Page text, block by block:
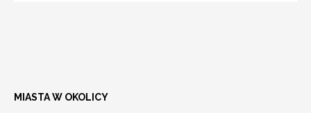
MIASTA W OKOLICY